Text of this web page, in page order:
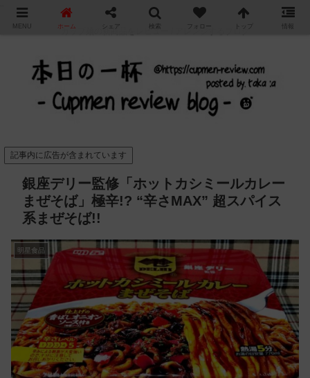
カップ麺の新商品をレビュー / アレンジするブログ
記事内に広告が含まれています
銀座デリー監修「ホットカシミールカレー
まぜそば」極辛!? “辛さMAX” 超スパイス
系まぜそば!!
明星食品
MENU ホーム シェア 検索 フォロー トップ 情報